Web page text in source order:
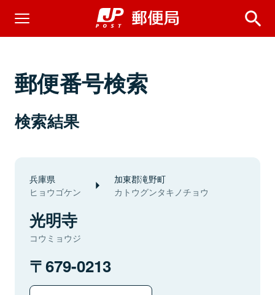
郵便番号検索
検索結果
兵庫県
ヒョウゴケン
加東郡滝野町
カトウグンタキノチョウ
光明寺
コウミョウジ
679-0213